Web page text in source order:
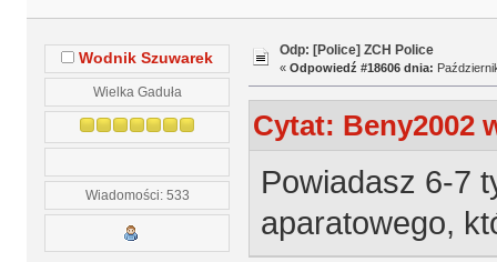
Wodnik Szuwarek
Wielka Gaduła
Wiadomości: 533
Odp: [Police] ZCH Police
« Odpowiedź #18606 dnia:
Cytat: Beny2002
Powiadasz 6-7
aparatowego,